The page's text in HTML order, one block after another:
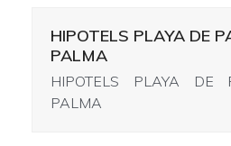
HIPOTELS PLAYA DE
PALMA
HIPOTELS PLAYA DE
PALMA